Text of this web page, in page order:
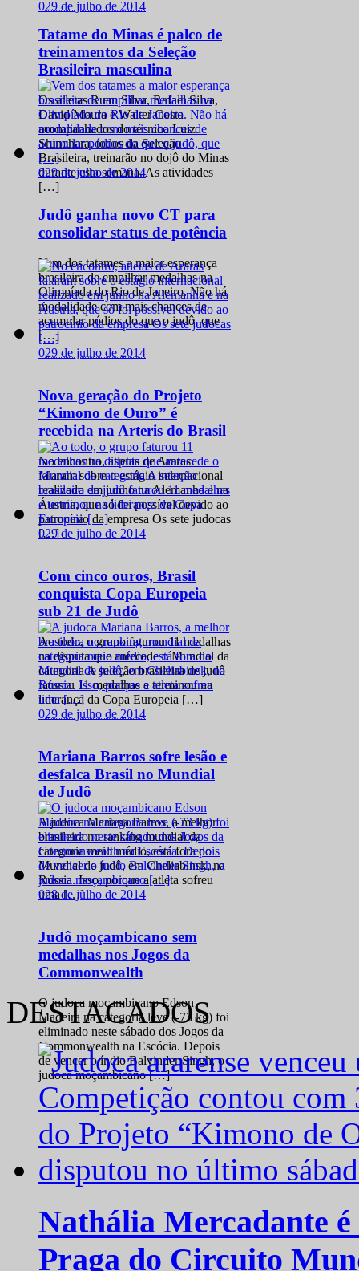
029 de julho de 2014
Tatame do Minas é palco de
treinamentos da Seleção
Brasileira masculina
Os atletas Ruan Silva, Rafael Silva,
David Moura e Walter Costa
acompanhados do técnico Luiz
Shinohara, todos da Seleção
Brasileira, treinarão no dojô do Minas
durante esta semana. As atividades
[…]
029 de julho de 2014
Judô ganha novo CT para
consolidar status de potência
Vem dos tatames a maior esperança
brasileira de empilhar medalhas na
Olimpíada do Rio de Janeiro. Não há
modalidade com mais chances de
acumular pódios do que o judô, que
[…]
029 de julho de 2014
Nova geração do Projeto
“Kimono de Ouro” é
recebida na Arteris do Brasil
No encontro, atletas de Araras
falaram sobre o estágio internacional
realizado em junho na Alemanha e na
Áustria, que só foi possível devido ao
patrocínio da empresa Os sete judocas
[…]
029 de julho de 2014
Com cinco ouros, Brasil
conquista Copa Europeia
sub 21 de Judô
Ao todo, o grupo faturou 11 medalhas
na disputa que antecede o Mundial da
categoria A seleção brasileira de judô
faturou 11 medalhas e terminou na
liderança da Copa Europeia […]
029 de julho de 2014
Mariana Barros sofre lesão e
desfalca Brasil no Mundial
de Judô
A judoca Mariana Barros, a melhor
brasileira no ranking mundial da
categoria meio médio, está fora do
Mundial de judô, em Cheliabinsk, na
Rússia. Isso, porque a atleta sofreu
uma […]
028 de julho de 2014
Judô moçambicano sem
medalhas nos Jogos da
Commonwealth
O judoca moçambicano Edson
Madeira na categoria leve (-73 kg) foi
eliminado neste sábado dos Jogos da
Commonwealth na Escócia. Depois
de vencer o índio Balvinder Singh, o
judoca moçambicano […]
DESTACADOS
Nathália Mercadante
Praga do Circuito